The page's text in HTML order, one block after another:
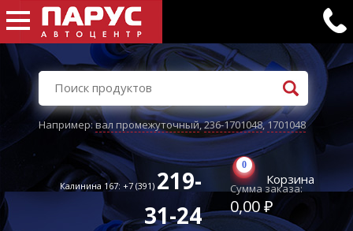
Например:вал промежуточный,236-1701048,1701048
Калинина 167: +7 (391) 219-
31-24
0
Корзина
Сумма заказа:
0,00 ₽